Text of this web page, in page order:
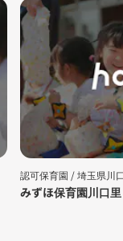
認可保育園 /埼玉県川
みずほ保育園川口里